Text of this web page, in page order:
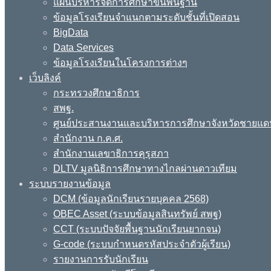
แผนบริหารจัดการศึกษาขั้นพื้นฐาน
ข้อมูลโรงเรียนจำแนกตามระดับชั้นที่เปิดสอน
BigData
Data Services
ข้อมูลโรงเรียนในโครงการต่างๆ
เว็บลิงค์
กระทรวงศึกษาธิการ
สพฐ.
ศูนย์ประสานงานและบริหารการศึกษาจังหวัดชายแ
สำนักงาน ก.ค.ศ.
สำนักงานเลขาธิการคุรุสภา
DLTV มูลนิธิการศึกษาทางไกลผ่านดาวเทียม
ระบบรายงานข้อมูล
DCM (ข้อมูลนักเรียนรายบุคคล 2568)
OBEC Asset (ระบบข้อมูลสินทรัพย์ สพฐ)
CCT (ระบบปัจจัยพื้นฐานนักเรียนยากจน)
G-code (ระบบกำหนดรหัสประจำตัวผู้เรียน)
รายงานการรับนักเรียน